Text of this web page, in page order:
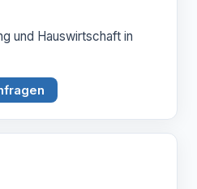
und Hauswirtschaft in